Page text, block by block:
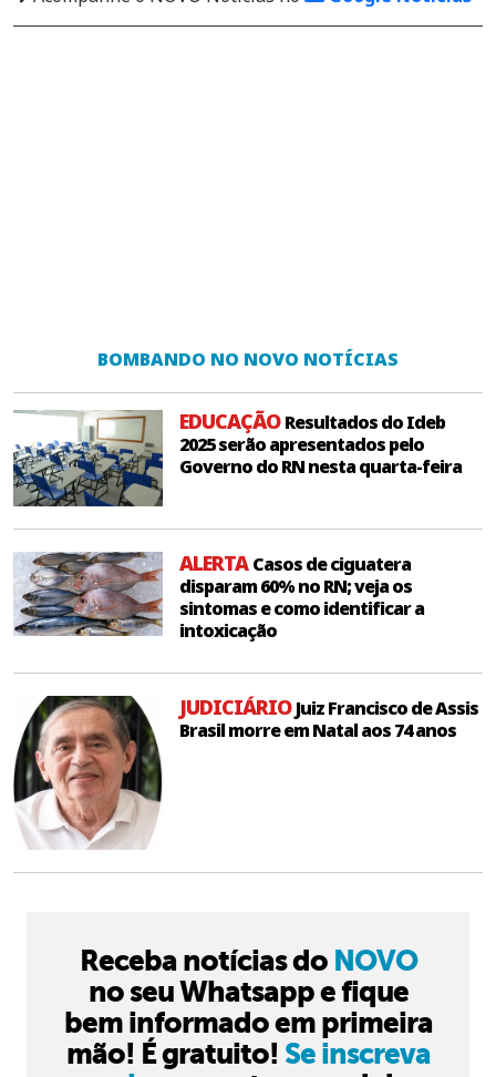
BOMBANDO NO NOVO NOTÍCIAS
EDUCAÇÃOResultados do Ideb
2025 serão apresentados pelo
Governo do RN nesta quarta-feira
ALERTACasos de ciguatera
disparam 60% no RN; veja os
sintomas e como identificar a
intoxicação
JUDICIÁRIOJuiz Francisco de Assis
Brasil morre em Natal aos 74 anos
Receba notícias do NOVO
no seu Whatsapp e fique
bem informado em primeira
mão! É gratuito! Se inscreva